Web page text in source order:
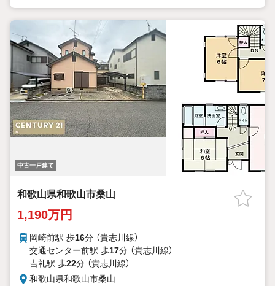
中古一戸建て
和歌山県和歌山市桑山
1,190万円
岡崎前駅 歩16分 （貴志川線）
交通センター前駅 歩17分 （貴志川線）
吉礼駅 歩22分 （貴志川線）
和歌山県和歌山市桑山